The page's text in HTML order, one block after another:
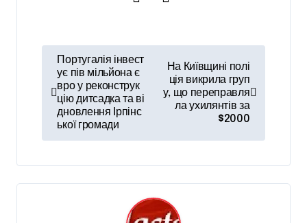
в
г
а
ц
Португалія інвест
ує пів мільйона є
вро у реконструк
цію дитсадка та ві
дновлення Ірпінс
ької громади
На Київщині полі
ція викрила груп
у, що переправля
ла ухилянтів за
$2000